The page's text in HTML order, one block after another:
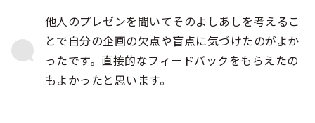
他人のプレゼンを聞いてそのよしあしを考えるこ
とで自分の企画の欠点や盲点に気づけたのがよか
ったです。直接的なフィードバックをもらえたの
もよかったと思います。